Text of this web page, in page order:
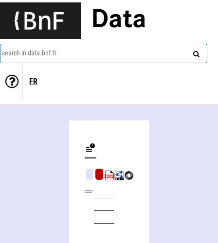
Data
search in data.bnf.fr
FR